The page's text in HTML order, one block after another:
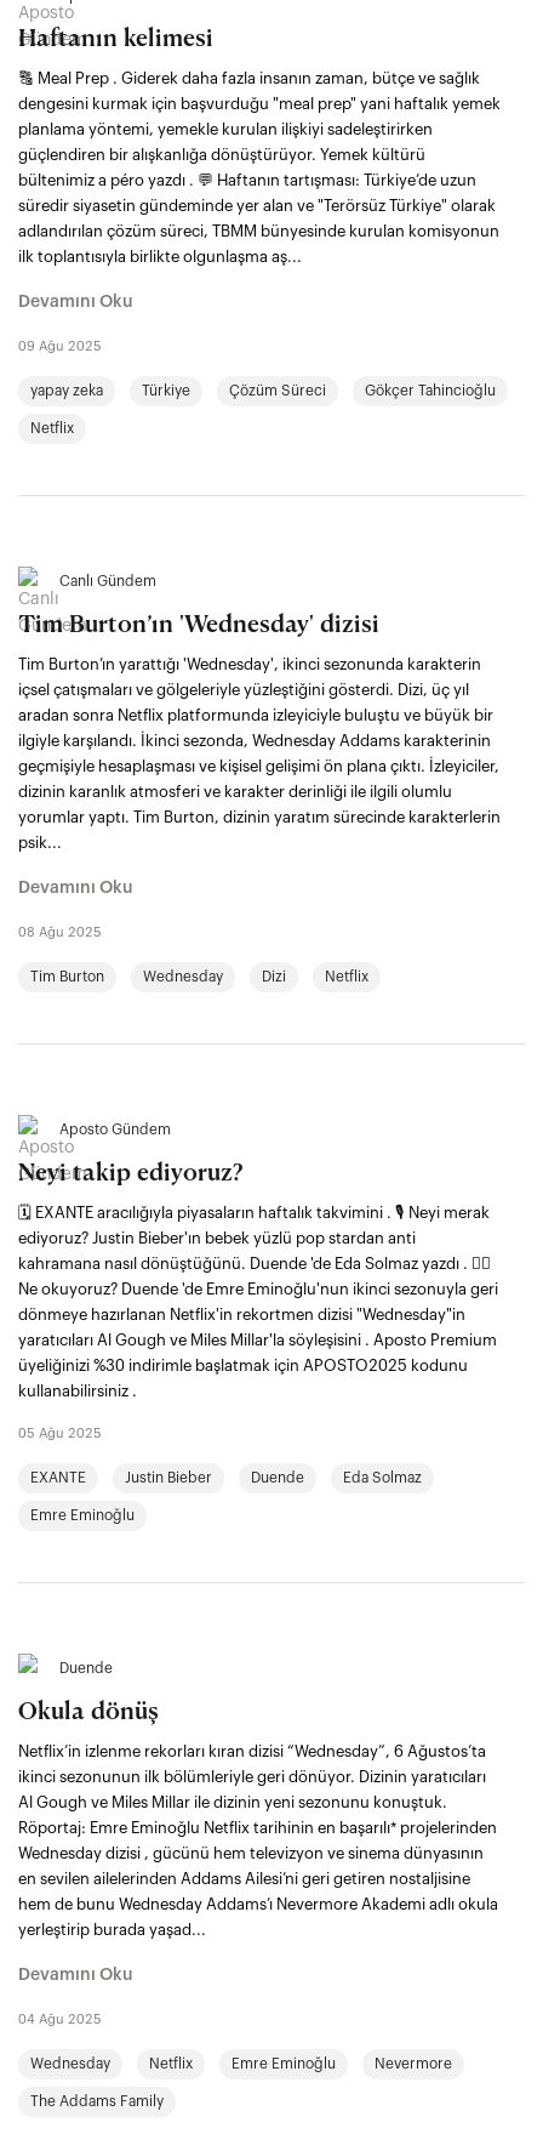
Haftanın kelimesi
🔠 Meal Prep . Giderek daha fazla insanın zaman, bütçe ve sağlık
dengesini kurmak için başvurduğu "meal prep" yani haftalık yemek
planlama yöntemi, yemekle kurulan ilişkiyi sadeleştirirken
güçlendiren bir alışkanlığa dönüştürüyor. Yemek kültürü
bültenimiz a péro yazdı . 💬 Haftanın tartışması: Türkiye’de uzun
süredir siyasetin gündeminde yer alan ve "Terörsüz Türkiye" olarak
adlandırılan çözüm süreci, TBMM bünyesinde kurulan komisyonun
ilk toplantısıyla birlikte olgunlaşma aş...
Devamını Oku
09 Ağu 2025
yapay zeka Türkiye Çözüm Süreci Gökçer Tahincioğlu
Netflix
Canlı Gündem
Tim Burton’ın 'Wednesday' dizisi
Tim Burton’ın yarattığı 'Wednesday', ikinci sezonunda karakterin
içsel çatışmaları ve gölgeleriyle yüzleştiğini gösterdi. Dizi, üç yıl
aradan sonra Netflix platformunda izleyiciyle buluştu ve büyük bir
ilgiyle karşılandı. İkinci sezonda, Wednesday Addams karakterinin
geçmişiyle hesaplaşması ve kişisel gelişimi ön plana çıktı. İzleyiciler,
dizinin karanlık atmosferi ve karakter derinliği ile ilgili olumlu
yorumlar yaptı. Tim Burton, dizinin yaratım sürecinde karakterlerin
psik...
Devamını Oku
08 Ağu 2025
Tim Burton Wednesday Dizi Netflix
Aposto Gündem
Neyi takip ediyoruz?
🗓️ EXANTE aracılığıyla piyasaların haftalık takvimini . 🎙️ Neyi merak
ediyoruz? Justin Bieber'ın bebek yüzlü pop stardan anti
kahramana nasıl dönüştüğünü. Duende 'de Eda Solmaz yazdı . 🧟‍♀️
Ne okuyoruz? Duende 'de Emre Eminoğlu'nun ikinci sezonuyla geri
dönmeye hazırlanan Netflix'in rekortmen dizisi "Wednesday"in
yaratıcıları Al Gough ve Miles Millar'la söyleşisini . Aposto Premium
üyeliğinizi %30 indirimle başlatmak için APOSTO2025 kodunu
kullanabilirsiniz .
05 Ağu 2025
EXANTE Justin Bieber Duende Eda Solmaz
Emre Eminoğlu
Duende
Okula dönüş
Netflix’in izlenme rekorları kıran dizisi “Wednesday”, 6 Ağustos’ta
ikinci sezonunun ilk bölümleriyle geri dönüyor. Dizinin yaratıcıları
Al Gough ve Miles Millar ile dizinin yeni sezonunu konuştuk.
Röportaj: Emre Eminoğlu Netflix tarihinin en başarılı* projelerinden
Wednesday dizisi , gücünü hem televizyon ve sinema dünyasının
en sevilen ailelerinden Addams Ailesi’ni geri getiren nostaljisine
hem de bunu Wednesday Addams’ı Nevermore Akademi adlı okula
yerleştirip burada yaşad...
Devamını Oku
04 Ağu 2025
Wednesday Netflix Emre Eminoğlu Nevermore
The Addams Family